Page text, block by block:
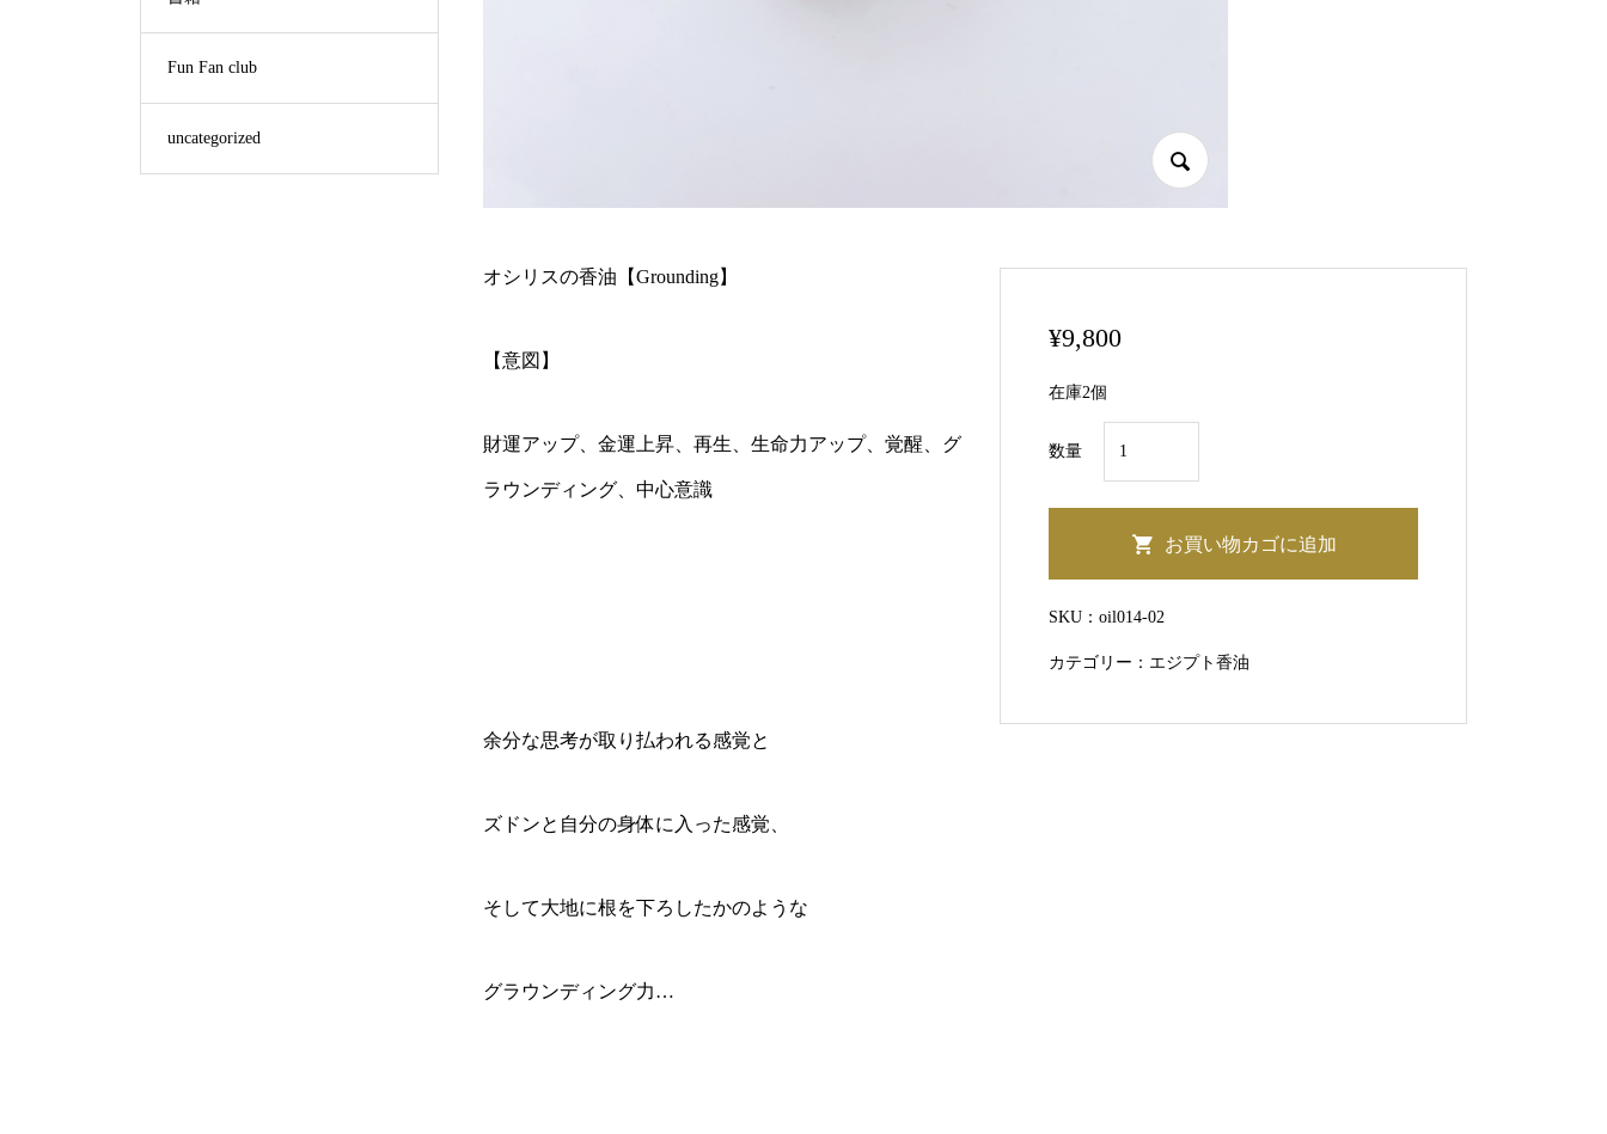
オシリスの香油【Grounding】
【意図】
財運アップ、金運上昇、再生、生命力アップ、覚醒、グ
ラウンディング、中心意識
余分な思考が取り払われる感覚と
ズドンと自分の身体に入った感覚、
そして大地に根を下ろしたかのような
グラウンディング力…
¥9,800
在庫2個
数量
リ
個
お買い物カゴに追加
SKU：oil014-02
カテゴリー： エジプト香油
Fun Fan club
uncategorized